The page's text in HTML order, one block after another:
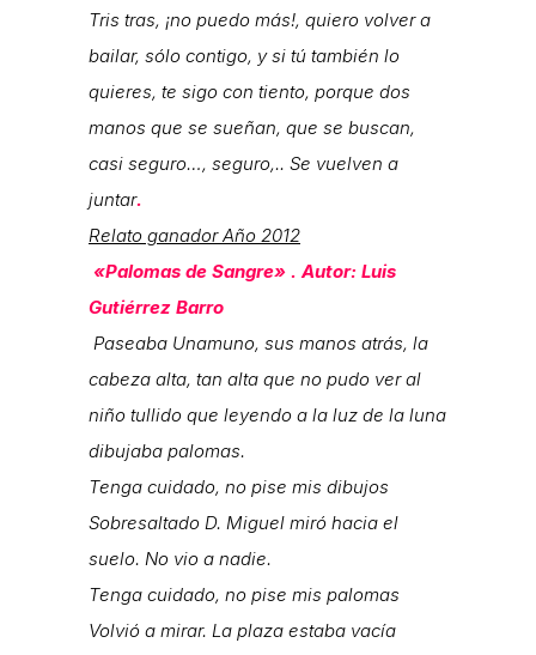
Tris tras, ¡no puedo más!, quiero volver a
bailar, sólo contigo, y si tú también lo
quieres, te sigo con tiento, porque dos
manos que se sueñan, que se buscan,
casi seguro…, seguro,.. Se vuelven a
juntar.
Relato ganador Año 2012
«Palomas de Sangre» . Autor: Luis
Gutiérrez Barro
Paseaba Unamuno, sus manos atrás, la
cabeza alta, tan alta que no pudo ver al
niño tullido que leyendo a la luz de la luna
dibujaba palomas.
Tenga cuidado, no pise mis dibujos
Sobresaltado D. Miguel miró hacia el
suelo. No vio a nadie.
Tenga cuidado, no pise mis palomas
Volvió a mirar. La plaza estaba vacía